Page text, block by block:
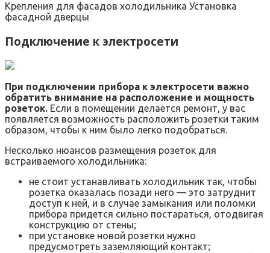
Крепления для фасадов холодильника Установка
фасадной дверцы
Подключение к электросети
При подключении прибора к электросети важно
обратить внимание на расположение и мощность
розеток. Если в помещении делается ремонт, у вас
появляется возможность расположить розетки таким
образом, чтобы к ним было легко подобраться.
Несколько нюансов размещения розеток для
встраиваемого холодильника:
не стоит устанавливать холодильник так, чтобы
розетка оказалась позади него — это затруднит
доступ к ней, и в случае замыкания или поломки
прибора придется сильно постараться, отодвигая
конструкцию от стены;
при установке новой розетки нужно
предусмотреть заземляющий контакт;